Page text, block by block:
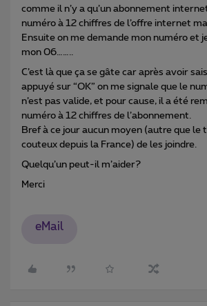
comme il n’y a qu’un abonnement
numéro à 12 chiffres de l’offre internet
Ensuite on me demande mon numéro et
mon 06……..
C’est là que ça se gâte car après avoir
appuyé sur “OK” on me signale que le
n’est pas valide, et pour cause, il a été
numéro à 12 chiffres de l’abonnement.
Bref à ce jour aucun moyen (autre que le
couteux depuis la France) de les joindre.
Quelqu’un peut-il m’aider?
Merci
eMail